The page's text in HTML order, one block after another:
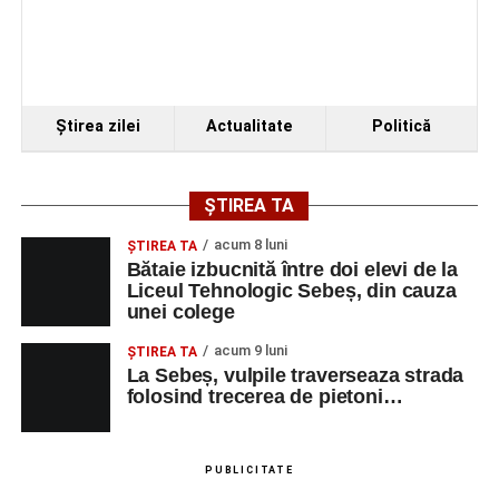
Ştirea zilei Actualitate Politică
ȘTIREA TA
ŞTIREA TA acum 8 luni
Bătaie izbucnită între doi elevi de la
Liceul Tehnologic Sebeș, din cauza
unei colege
ŞTIREA TA acum 9 luni
La Sebeș, vulpile traverseaza strada
folosind trecerea de pietoni…
PUBLICITATE